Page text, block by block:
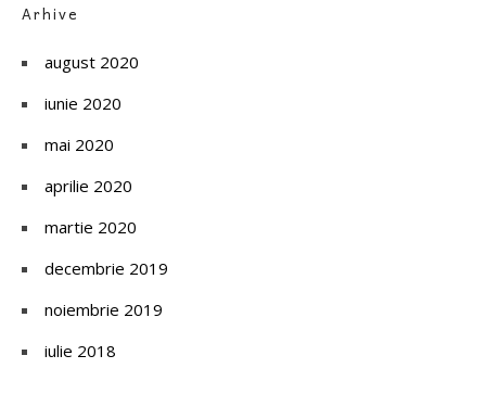
Arhive
august 2020
iunie 2020
mai 2020
aprilie 2020
martie 2020
decembrie 2019
noiembrie 2019
iulie 2018